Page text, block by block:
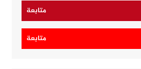
متابعة
متابعة